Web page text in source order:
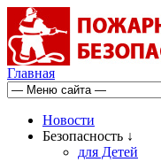
Главная
Новости
Безопасность ↓
для Детей